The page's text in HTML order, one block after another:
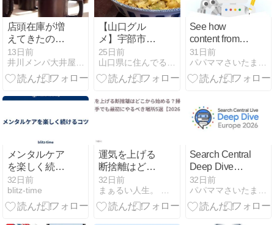
店頭在庫が増
えてきたので
通販を再開し
ますのお知ら
せ
13日前
【山口グル
メ】宇部市の
蕎麦屋さん
『手打ち蕎麦
きさく』｜石
わりの手打ち
蕎麦が絶品
25日前
See how
content from
social and
video platforms
performs on
31日前
メンタルケア
を楽しく続け
るコツ
32日前
blitz-time
運気を上げる
断捨離はどこ
から始める？
掃除が苦手で
も最初にやる
32日前
Search Central
Deep Dive
Europe 2026:
Apparently
we're going to
32日前